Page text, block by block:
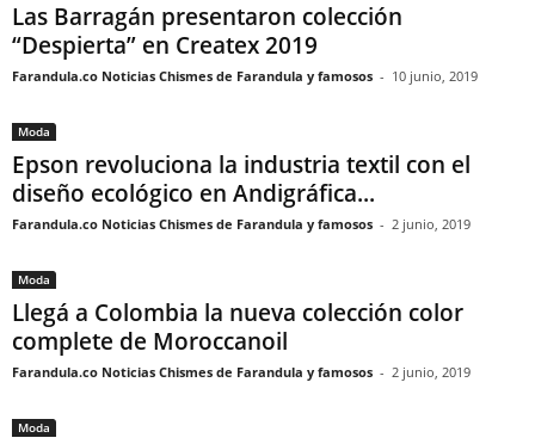
Las Barragán presentaron colección
“Despierta” en Createx 2019
Farandula.co Noticias Chismes de Farandula y famosos - 10 junio, 2019
Moda
Epson revoluciona la industria textil con el
diseño ecológico en Andigráfica...
Farandula.co Noticias Chismes de Farandula y famosos - 2 junio, 2019
Moda
Llegá a Colombia la nueva colección color
complete de Moroccanoil
Farandula.co Noticias Chismes de Farandula y famosos - 2 junio, 2019
Moda